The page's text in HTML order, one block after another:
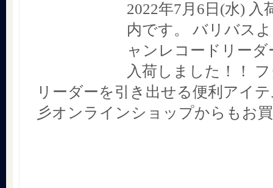
2022年7月6日(水) 入
内です。 バリバス
ャンレコードリー
入荷しました！！
リーダーを引き出せる便利アイ
彡オンラインショップからもお